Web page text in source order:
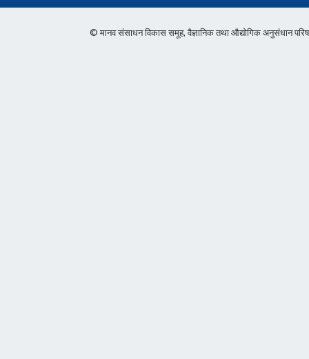
© मानव संसाधन विकास समूह, वैज्ञानिक तथा औद्योगिक अनुसंधान